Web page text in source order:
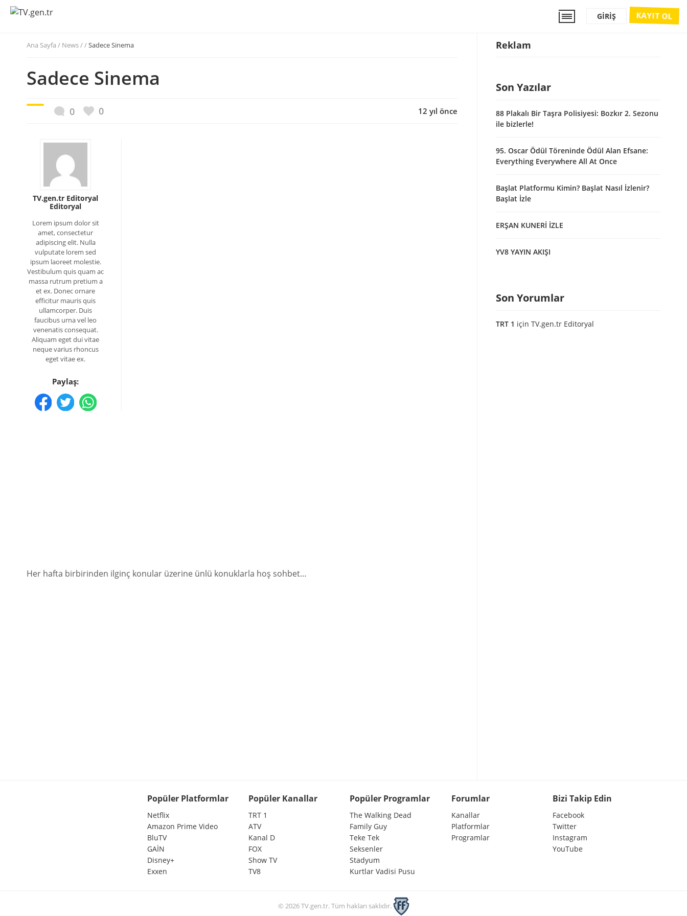
KAYIT OL
GIRIŞ
Ana Sayfa / News / /Sadece Sinema
Sadece Sinema
0 0 12 yıl önce
TV.gen.tr Editoryal
Editoryal
Lorem ipsum dolor sit
amet, consectetur
adipiscing elit. Nulla
vulputate lorem sed
ipsum laoreet molestie.
Vestibulum quis quam ac
massa rutrum pretium a
et ex. Donec ornare
efficitur mauris quis
ullamcorper. Duis
faucibus urna vel leo
venenatis consequat.
Aliquam eget dui vitae
neque varius rhoncus
eget vitae ex.
Paylaş:
Her hafta birbirinden ilginç konular üzerine ünlü konuklarla hoş sohbet…
Reklam
Son Yazılar
88 Plakalı Bir Taşra Polisiyesi: Bozkır 2. Sezonu
ile bizlerle!
95. Oscar Ödül Töreninde Ödül Alan Efsane:
Everything Everywhere All At Once
Başlat Platformu Kimin? Başlat Nasıl İzlenir?
Başlat İzle
ERŞAN KUNERİ İZLE
YV8 YAYIN AKIŞI
Son Yorumlar
TRT 1 için TV.gen.tr Editoryal
Popüler Platformlar
Netflix
Amazon Prime Video
BluTV
GAİN
Disney+
Exxen
Popüler Kanallar
TRT 1
ATV
Kanal D
FOX
Show TV
TV8
Popüler Programlar
The Walking Dead
Family Guy
Teke Tek
Seksenler
Stadyum
Kurtlar Vadisi Pusu
Forumlar
Kanallar
Platformlar
Programlar
Bizi Takip Edin
Facebook
Twitter
Instagram
YouTube
© 2026 TV.gen.tr. Tüm hakları saklıdır.